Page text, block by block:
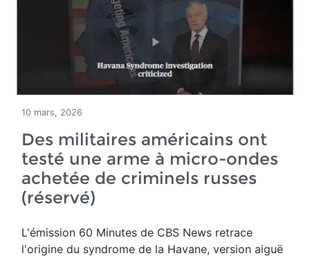
10 mars, 2026
Des militaires américains ont
testé une arme à micro-ondes
achetée de criminels russes
(réservé)
L'émission 60 Minutes de CBS News retrace
l'origine du syndrome de la Havane, version aiguë